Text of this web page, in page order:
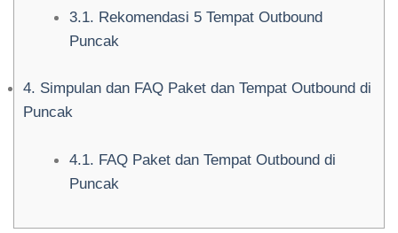
3.1. Rekomendasi 5 Tempat Outbound
Puncak
4. Simpulan dan FAQ Paket dan Tempat Outbound di
Puncak
4.1. FAQ Paket dan Tempat Outbound di
Puncak